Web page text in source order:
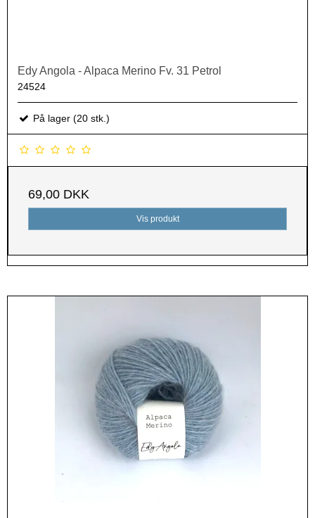
Edy Angola - Alpaca Merino Fv. 31 Petrol
24524
På lager (20 stk.)
69,00 DKK
Vis produkt